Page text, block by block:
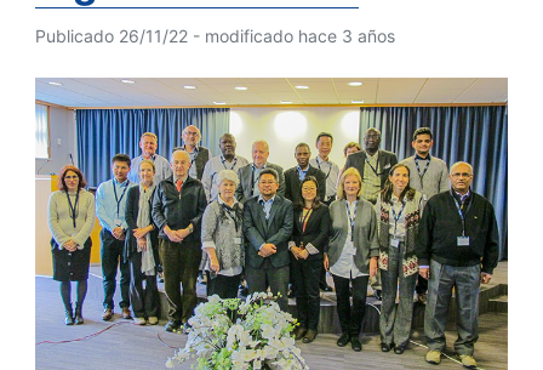
Publicado 26/11/22 - modificado hace 3 años